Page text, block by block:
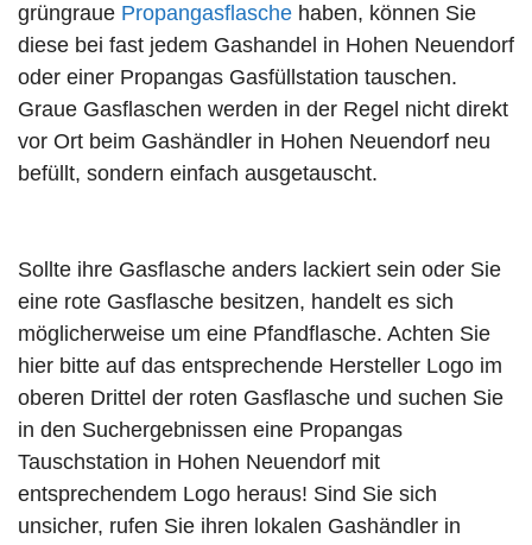
grüngraue Propangasflasche haben, können Sie
diese bei fast jedem Gashandel in Hohen Neuendorf
oder einer Propangas Gasfüllstation tauschen.
Graue Gasflaschen werden in der Regel nicht direkt
vor Ort beim Gashändler in Hohen Neuendorf neu
befüllt, sondern einfach ausgetauscht.
Sollte ihre Gasflasche anders lackiert sein oder Sie
eine rote Gasflasche besitzen, handelt es sich
möglicherweise um eine Pfandflasche. Achten Sie
hier bitte auf das entsprechende Hersteller Logo im
oberen Drittel der roten Gasflasche und suchen Sie
in den Suchergebnissen eine Propangas
Tauschstation in Hohen Neuendorf mit
entsprechendem Logo heraus! Sind Sie sich
unsicher, rufen Sie ihren lokalen Gashändler in